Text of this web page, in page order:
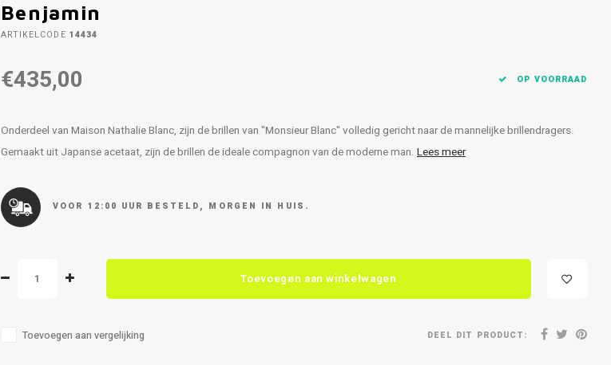
Benjamin
ARTIKELCODE 14434
€435,00 OP VOORRAAD
Onderdeel van Maison Nathalie Blanc, zijn de brillen van "Monsieur Blanc" volledig gericht naar de mannelijke brillendragers.
Gemaakt uit Japanse acetaat, zijn de brillen de ideale compagnon van de moderne man. Lees meer
VOOR 12:00 UUR BESTELD, MORGEN IN HUIS.
Toevoegen aan winkelwagen
Toevoegen aan vergelijking DEEL DIT PRODUCT: